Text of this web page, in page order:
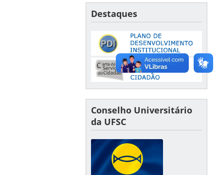
Destaques
Conselho Universitário
da UFSC